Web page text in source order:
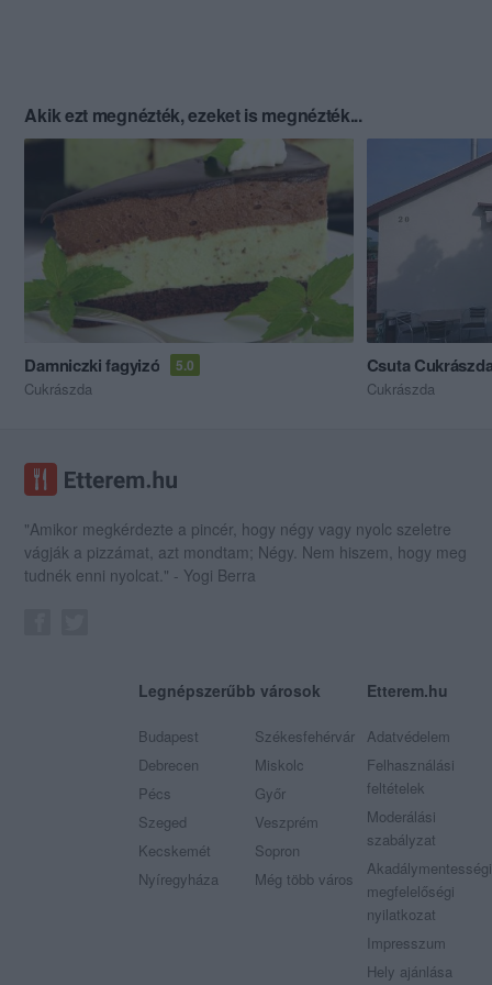
Akik ezt megnézték, ezeket is megnézték...
Damniczki fagyizó 5.0
Cukrászda
Csuta
Cukrászda
"Amikor megkérdezte a pincér, hogy négy vagy nyolc szeletre
vágják a pizzámat, azt mondtam; Négy. Nem hiszem, hogy meg
tudnék enni nyolcat." - Yogi Berra
Legnépszerűbb városok
Budapest
Debrecen
Pécs
Szeged
Kecskemét
Nyíregyháza
Székesfehérvár
Miskolc
Győr
Veszprém
Sopron
Még több város
Etterem.hu
Adatvédelem
Felhasználási
feltételek
Moderálási
szabályzat
Akadálymentességi
megfelelőségi
nyilatkozat
Impresszum
Hely ajánlása